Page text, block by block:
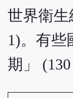
世界衛生
1)。有些
期」 (130